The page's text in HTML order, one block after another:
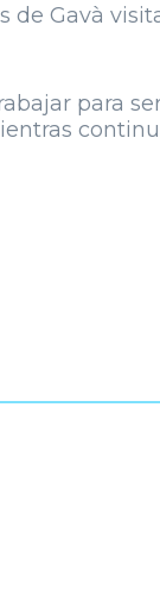
de Gavà
para